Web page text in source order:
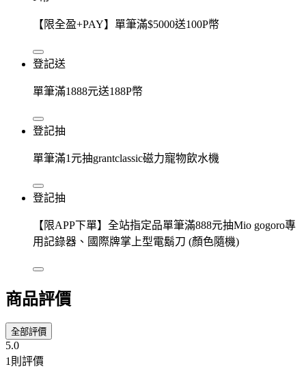
【限全盈+PAY】單筆滿$5000送100P幣
登記送
單筆滿1888元送188P幣
登記抽
單筆滿1元抽grantclassic磁力寵物飲水機
登記抽
【限APP下單】全站指定品單筆滿888元抽Mio gogoro專
用記錄器、國際牌掌上型電鬍刀 (顏色隨機)
商品評價
全部評價
5.0
1則評價